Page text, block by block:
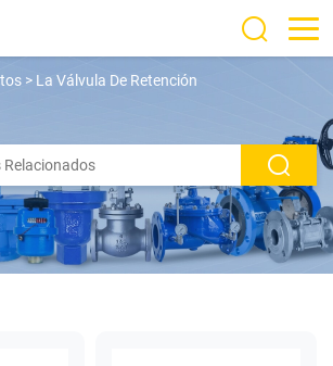
> La Válvula De Retención